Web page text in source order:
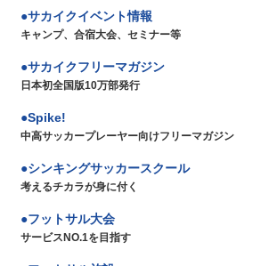
サカイクイベント情報
キャンプ、合宿大会、セミナー等
サカイクフリーマガジン
日本初全国版10万部発行
Spike!
中高サッカープレーヤー向けフリーマガジン
シンキングサッカースクール
考えるチカラが身に付く
フットサル大会
サービスNO.1を目指す